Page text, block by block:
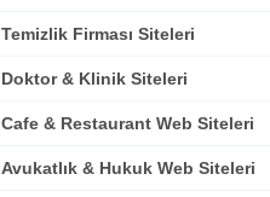
Temizlik Firması Siteleri
Doktor & Klinik Siteleri
Cafe & Restaurant Web Siteleri
Avukatlık & Hukuk Web Siteleri